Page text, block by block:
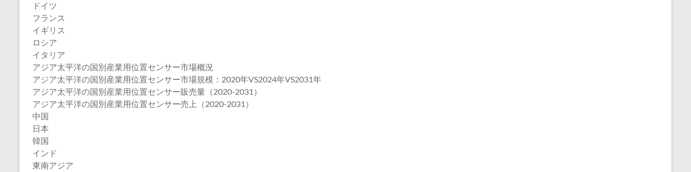
ドイツ
フランス
イギリス
ロシア
イタリア
アジア太平洋の国別産業用位置センサー市場概況
アジア太平洋の国別産業用位置センサー市場規模：2020年VS2024年VS2031年
アジア太平洋の国別産業用位置センサー販売量（2020-2031）
アジア太平洋の国別産業用位置センサー売上（2020-2031）
中国
日本
韓国
インド
東南アジア